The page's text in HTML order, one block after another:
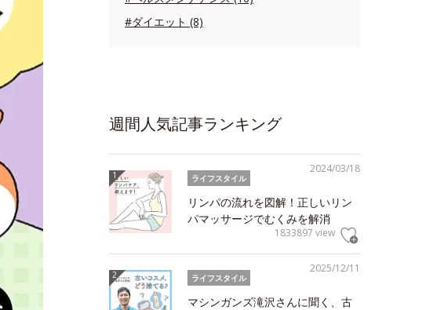
#ダイエット (8)
週間人気記事ランキング
2024/03/18
ライフスタイル
リンパの流れを図解！正しいリン
パマッサージでむくみを解消
1833897 view
2025/12/11
ライフスタイル
マシンガンズ滝沢さんに聞く、古